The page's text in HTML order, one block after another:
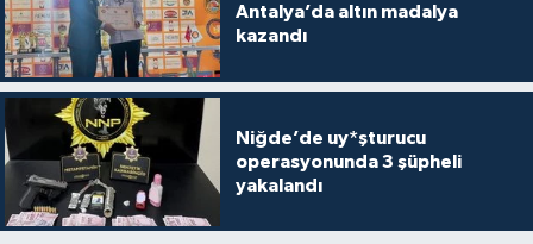
Antalya’da altın madalya
kazandı
Niğde’de uy*şturucu
operasyonunda 3 şüpheli
yakalandı